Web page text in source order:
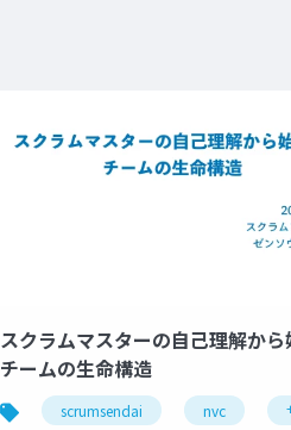
extreme programming アジャイル
スクラムマスターの自己理解から
チームの生命構造
scrumsendai nvc